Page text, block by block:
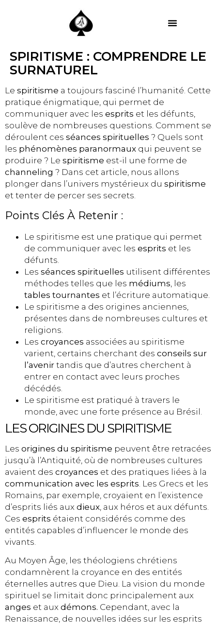
SPIRITISME : COMPRENDRE LE
SURNATUREL
Le spiritisme a toujours fasciné l’humanité. Cette
pratique énigmatique, qui permet de
communiquer avec les esprits et les défunts,
soulève de nombreuses questions. Comment se
déroulent ces séances spirituelles ? Quels sont
les phénomènes paranormaux qui peuvent se
produire ? Le spiritisme est-il une forme de
channeling ? Dans cet article, nous allons
plonger dans l’univers mystérieux du spiritisme
et tenter de percer ses secrets.
Points Clés À Retenir :
Le spiritisme est une pratique qui permet
de communiquer avec les esprits et les
défunts.
Les séances spirituelles utilisent différentes
méthodes telles que les médiums , les
tables tournantes et l’écriture automatique.
Le spiritisme a des origines anciennes,
présentes dans de nombreuses cultures et
religions.
Les croyances associées au spiritisme
varient, certains cherchant des conseils sur
l’avenir tandis que d’autres cherchent à
entrer en contact avec leurs proches
décédés.
Le spiritisme est pratiqué à travers le
monde, avec une forte présence au Brésil.
LES ORIGINES DU SPIRITISME
Les origines du spiritisme peuvent être retracées
jusqu’à l’Antiquité, où de nombreuses cultures
avaient des croyances et des pratiques liées à la
communication avec les esprits . Les Grecs et les
Romains, par exemple, croyaient en l’existence
d’esprits liés aux dieux , aux héros et aux défunts.
Ces esprits étaient considérés comme des
entités capables d’influencer le monde des
vivants.
Au Moyen Âge, les théologiens chrétiens
condamnèrent la croyance en des entités
éternelles autres que Dieu. La vision du monde
spirituel se limitait donc principalement aux
anges et aux démons. Cependant, avec la
Renaissance, de nouvelles idées sur les esprits